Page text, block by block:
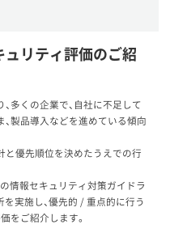
リティ評価のご紹
多くの企業で、自社に不足して
製品導入などを進めている傾向
と優先順位を決めたうえでの行
情報セキュリティ対策ガイドラ
を実施し、優先的 / 重点的に行う
をご紹介します。